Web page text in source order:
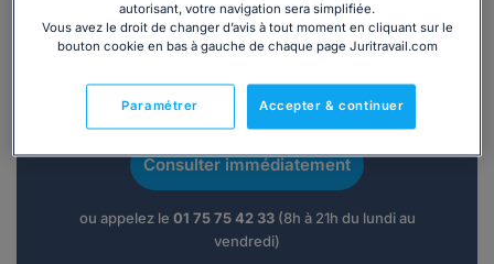
Vous souhaitez une consultation par
téléphone ?
Consulter immédiatement
ou appelez le 01 75 75 42 33(8h à 21h du lundi au
vendredi)
autorisant, votre navigation sera simplifiée.
Vous avez le droit de changer d’avis à tout moment en cliquant sur le
bouton cookie en bas à gauche de chaque page Juritravail.com
Accepter & continuer
Paramétrer